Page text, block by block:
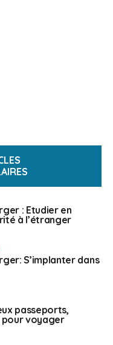
: Etudier en
à l’étranger
S’implanter dans
passeports,
voyager